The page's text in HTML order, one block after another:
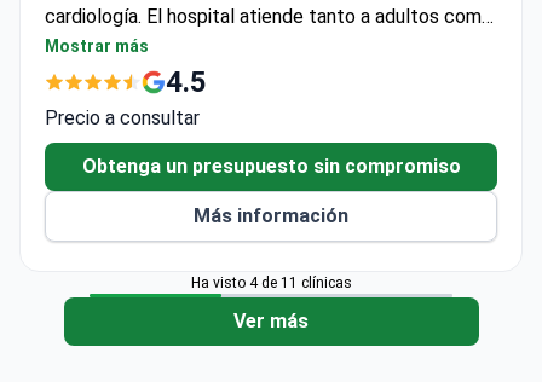
cardiología. El hospital atiende tanto a adultos como
a niños, brindando atención a unos 25.000 pacientes
cada año. La mayoría de los pacientes provienen de
Naciones, así como de EE. UU., Canadá y Australia.
Mostrar más
4.5
Precio a consultar
Obtenga un presupuesto sin compromiso
Más información
Ha visto 4 de 11 clínicas
Ver más